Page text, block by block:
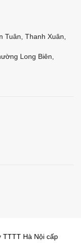
Tuân, Thanh Xuân,
Long Biên,
TTTT Hà Nội cấp